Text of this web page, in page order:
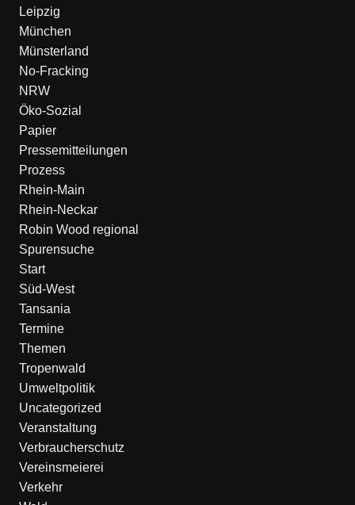
Leipzig
München
Münsterland
No-Fracking
NRW
Öko-Sozial
Papier
Pressemitteilungen
Prozess
Rhein-Main
Rhein-Neckar
Robin Wood regional
Spurensuche
Start
Süd-West
Tansania
Termine
Themen
Tropenwald
Umweltpolitik
Uncategorized
Veranstaltung
Verbraucherschutz
Vereinsmeierei
Verkehr